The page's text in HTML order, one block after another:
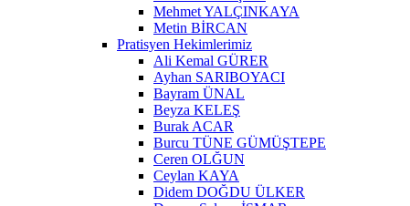
Mehmet YALÇINKAYA
Metin BİRCAN
Pratisyen Hekimlerimiz
Ali Kemal GÜRER
Ayhan SARIBOYACI
Bayram ÜNAL
Beyza KELEŞ
Burak ACAR
Burcu TÜNE GÜMÜŞTEPE
Ceren OLĞUN
Ceylan KAYA
Didem DOĞDU ÜLKER